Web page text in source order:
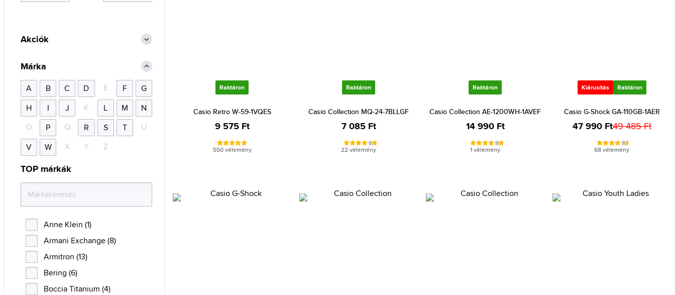
Raktáron
Casio Retro W-59-1VQES
9 575 Ft
550 vélemény
Raktáron
Casio Collection MQ-24-7BLLGF
7 085 Ft
22 vélemény
Raktáron
Casio Collection AE-1200WH-1AVEF
14 990 Ft
1 vélemény
Kiárusítás Raktáron
Casio G-Shock GA-110GB-1AER
47 990 Ft49 485 Ft
68 vélemény
Akciók
Márka
A B C D E F
G
H
I J K L M
N
O
P Q R S T
U
V
W X Y Z
TOP márkák
Anne Klein (1)
Armani Exchange (8)
Armitron (13)
Bering (6)
Boccia Titanium (4)